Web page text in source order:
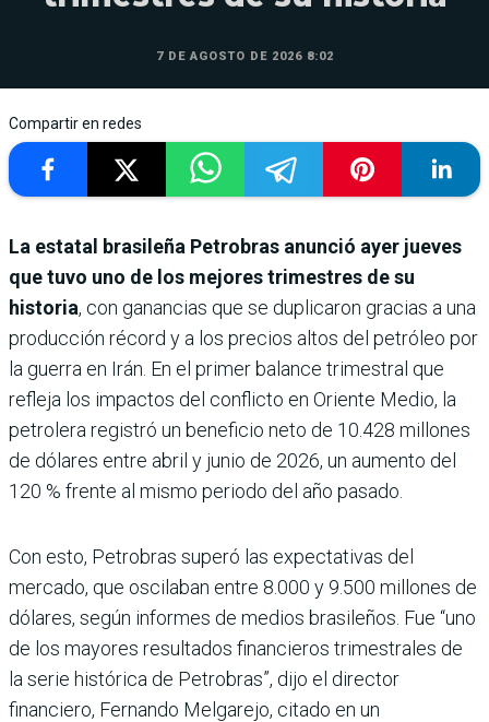
7 DE AGOSTO DE 2026 8:02
Compartir en redes
La estatal brasileña Petrobras anunció ayer jueves
que tuvo uno de los mejores trimestres de su
historia, con ganancias que se duplicaron gracias a una
producción récord y a los precios altos del petróleo por
la guerra en Irán. En el primer balance trimestral que
refleja los impactos del conflicto en Oriente Medio, la
petrolera registró un beneficio neto de 10.428 millones
de dólares entre abril y junio de 2026, un aumento del
120 % frente al mismo periodo del año pasado.
Con esto, Petrobras superó las expectativas del
mercado, que oscilaban entre 8.000 y 9.500 millones de
dólares, según informes de medios brasileños. Fue “uno
de los mayores resultados financieros trimestrales de
la serie histórica de Petrobras”, dijo el director
financiero, Fernando Melgarejo, citado en un